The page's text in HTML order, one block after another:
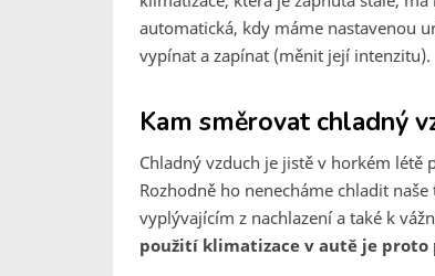
automatická, kdy máme nastavenou
vypínat a zapínat (měnit její intenzitu).
Kam směrovat chladný
Chladný vzduch je jistě v horkém létě
Rozhodně ho nenecháme chladit
vyplývajícím z nachlazení a také k
použití klimatizace v autě je